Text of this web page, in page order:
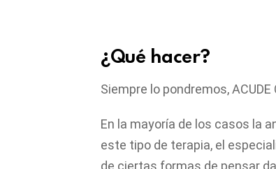
¿Qué hacer?
Siempre lo pondremos, ACUDE
En la mayoría de los casos la
este tipo de terapia, el